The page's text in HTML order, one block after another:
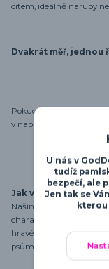
citem, ideálně naruby
Dvakrát měř, jednou
Pokud budeš chtít větší
v nabídce, určitě nás
Jak vznikají motivy
Naším cílem je motivy
charakter psů. Od
hravé motivy - najdeš
psům.
U nás v
tudíž
bezpečí, ale
Jen tak se
kterou